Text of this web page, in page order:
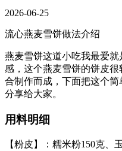
2026-06-25
流心燕麦雪饼做法介绍
燕麦雪饼这道小吃我最爱
感，这个燕麦雪饼的饼皮
合制作而成，下面把这个
分享给大家。
用料明细
【粉皮】：糯米粉150克、